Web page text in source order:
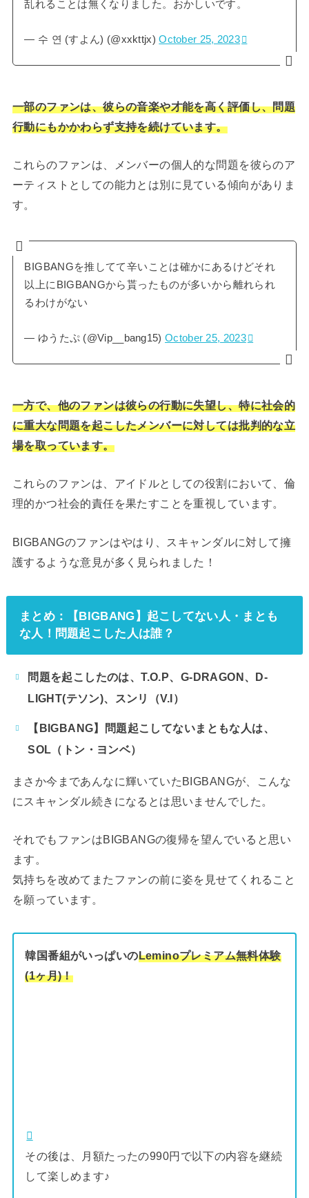
乱れることは無くなりました。おかしいです。
— 수 연 (すよん) (@xxkttjx)October 25, 2023
一部のファンは、彼らの音楽や才能を高く評価し、問題
行動にもかかわらず支持を続けています。
これらのファンは、メンバーの個人的な問題を彼らのア
ーティストとしての能力とは別に見ている傾向がありま
す。
BIGBANGを推してて辛いことは確かにあるけどそれ
以上にBIGBANGから貰ったものが多いから離れられ
るわけがない
— ゆうたぷ (@Vip__bang15) October 25, 2023
一方で、他のファンは彼らの行動に失望し、特に社会的
に重大な問題を起こしたメンバーに対しては批判的な立
場を取っています。
これらのファンは、アイドルとしての役割において、倫
理的かつ社会的責任を果たすことを重視しています。
BIGBANGのファンはやはり、スキャンダルに対して擁
護するような意見が多く見られました！
まとめ：【BIGBANG】起こしてない人・まとも
な人！問題起こした人は誰？
問題を起こしたのは、T.O.P、G-DRAGON、D-
LIGHT(テソン)、スンリ（V.I）
【BIGBANG】問題起こしてないまともな人は、
SOL（トン・ヨンベ）
まさか今まであんなに輝いていたBIGBANGが、こんな
にスキャンダル続きになるとは思いませんでした。
それでもファンはBIGBANGの復帰を望んでいると思い
ます。
気持ちを改めてまたファンの前に姿を見せてくれること
を願っています。
韓国番組がいっぱいのLeminoプレミアム無料体験
(1ヶ月)！
その後は、月額たったの990円で以下の内容を継続
して楽しめます♪